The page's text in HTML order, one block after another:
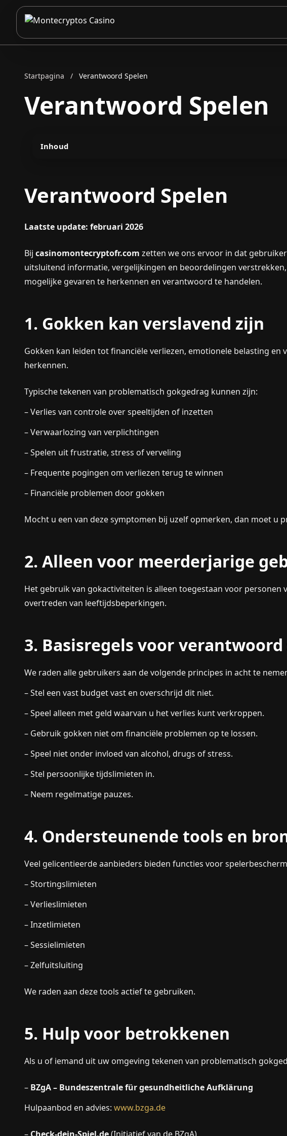
Startpagina / Verantwoord Spelen
Verantwoord Spelen
Inhoud
Verantwoord Spelen
Laatste update: februari 2026
Bij casinomontecryptofr.com zetten we ons ervoor in dat
uitsluitend informatie, vergelijkingen en beoordelingen
mogelijke gevaren te herkennen en verantwoord te handelen.
1. Gokken kan verslavend zijn
Gokken kan leiden tot financiële verliezen, emotionele belasting
herkennen.
Typische tekenen van problematisch gokgedrag kunnen zijn:
– Verlies van controle over speeltijden of inzetten
– Verwaarlozing van verplichtingen
– Spelen uit frustratie, stress of verveling
– Frequente pogingen om verliezen terug te winnen
– Financiële problemen door gokken
Mocht u een van deze symptomen bij uzelf opmerken, dan moet u
2. Alleen voor meerderjarige
Het gebruik van gokactiviteiten is alleen toegestaan voor
overtreden van leeftijdsbeperkingen.
3. Basisregels voor verantwoord
We raden alle gebruikers aan de volgende principes in acht te
– Stel een vast budget vast en overschrijd dit niet.
– Speel alleen met geld waarvan u het verlies kunt verkroppen.
– Gebruik gokken niet om financiële problemen op te lossen.
– Speel niet onder invloed van alcohol, drugs of stress.
– Stel persoonlijke tijdslimieten in.
– Neem regelmatige pauzes.
4. Ondersteunende tools en
Veel gelicentieerde aanbieders bieden functies voor
– Stortingslimieten
– Verlieslimieten
– Inzetlimieten
– Sessielimieten
– Zelfuitsluiting
We raden aan deze tools actief te gebruiken.
5. Hulp voor betrokkenen
Als u of iemand uit uw omgeving tekenen van problematisch
– BZgA – Bundeszentrale für gesundheitliche Aufklärung
Hulpaanbod en advies: www.bzga.de